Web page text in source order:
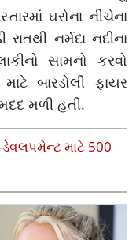
ઘરોના નીચેના
નર્મદા નદીના
સામનો કરવો
બારડોલી ફાયર
મળી હતી.
ડેવલપમેન્ટ માટે 500